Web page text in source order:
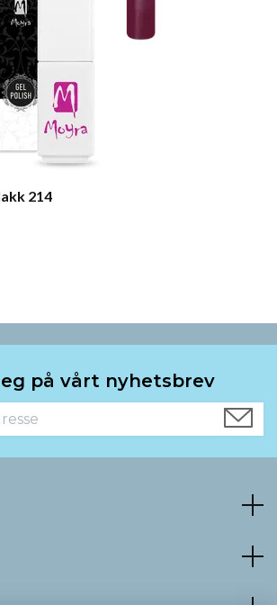
214
på vårt nyhetsbrev